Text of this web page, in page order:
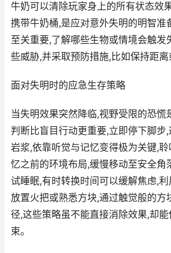
牛奶可以清除玩家身上的所有状态效
携带牛奶桶,是应对意外失明的明智准
至关重要,了解哪些生物或情境会触发
些威胁,并采取预防措施,比如保持距离
面对失明时的应急生存策略
当失明效果突然降临,视野受限的恐慌
判断比盲目行动更重要,立即停下脚步
岩浆,依靠听觉与记忆变得极为关键,
忆之前的环境布局,缓慢移动至安全角
试睡眠,有时转换时间可以缓解焦虑,
放置火把或熟悉方块,通过触觉般的方
径,这些策略虽不能直接消除效果,却
束。